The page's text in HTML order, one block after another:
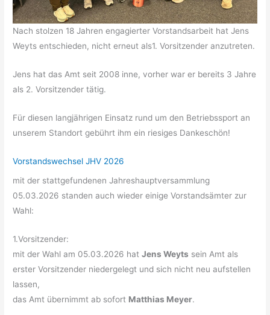
Nach stolzen 18 Jahren engagierter Vorstandsarbeit hat Jens
Weyts entschieden, nicht erneut als1. Vorsitzender anzutreten.
Jens hat das Amt seit 2008 inne, vorher war er bereits 3 Jahre
als 2. Vorsitzender tätig.
Für diesen langjährigen Einsatz rund um den Betriebssport an
unserem Standort gebührt ihm ein riesiges Dankeschön!
Vorstandswechsel JHV 2026
mit der stattgefundenen Jahreshauptversammlung
05.03.2026 standen auch wieder einige Vorstandsämter zur
Wahl:
1.Vorsitzender:
mit der Wahl am 05.03.2026 hatJens Weyts sein Amt als
erster Vorsitzender niedergelegt und sich nicht neu aufstellen
lassen,
das Amt übernimmt ab sofort Matthias Meyer.